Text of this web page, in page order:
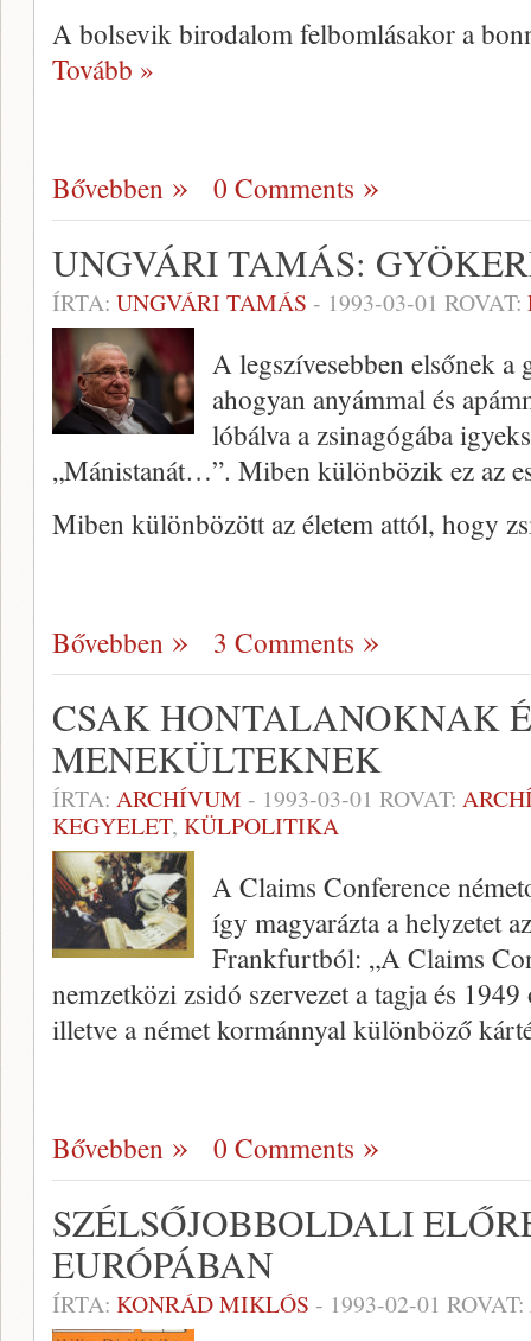
A bolsevik birodalom felbomlásakor a
Tovább »
Bővebben 0 Comments
UNGVÁRI TAMÁS:
ÍRTA: UNGVÁRI TAMÁS - 1993-03-01 ROVAT:
A legszívesebben elsőnek
ahogyan anyámmal és
lóbálva a zsinagógába
„Mánistanát…”. Miben különbözik ez az
Miben különbözött az életem attól, hogy
Bővebben 3 Comments
CSAK HONTALANOKNAK
MENEKÜLTEKNEK
ÍRTA: ARCHÍVUM - 1993-03-01 ROVAT:
KEGYELET, KÜLPOLITIKA
A Claims Conference
így magyarázta a helyzetet
Frankfurtból: „A Claims
nemzetközi zsidó szervezet a tagja és
illetve a német kormánnyal különböző
Bővebben 0 Comments
SZÉLSŐJOBBOLDALI
EURÓPÁBAN
ÍRTA: KONRÁD MIKLÓS - 1993-02-01 ROVAT: